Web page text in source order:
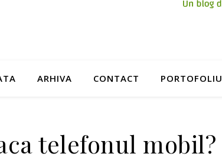
ARHIVA CONTACT PORTOFOLIU
telefonul mobil?